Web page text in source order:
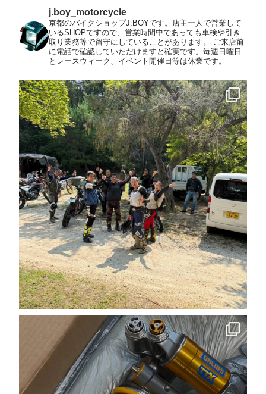
j.boy_motorcycle
京都のバイクショップJ.BOYです。店主一人で営業して
いるSHOPですので、営業時間中であっても車検や引き
取り業務等で留守にしていることがあります。
ご来店前
に電話で確認していただけますと確実です。毎週日曜日
とレースウィーク、イベント開催日等は休業です。